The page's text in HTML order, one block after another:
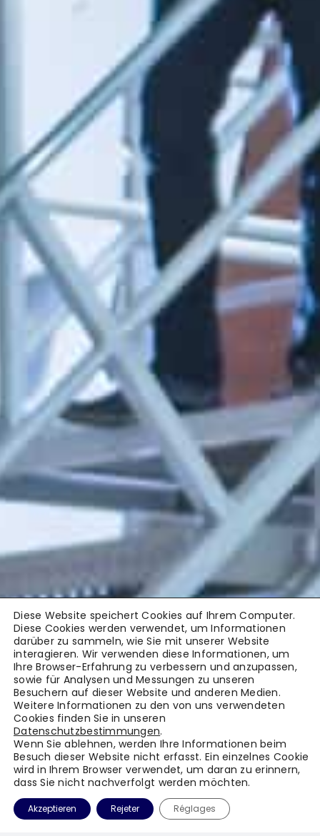
Diese Website speichert Cookies auf Ihrem Computer.
Diese Cookies werden verwendet, um Informationen
darüber zu sammeln, wie Sie mit unserer Website
interagieren. Wir verwenden diese Informationen, um
Ihre Browser-Erfahrung zu verbessern und anzupassen,
sowie für Analysen und Messungen zu unseren
Besuchern auf dieser Website und anderen Medien.
Weitere Informationen zu den von uns verwendeten
Cookies finden Sie in unseren
Datenschutzbestimmungen.
Wenn Sie ablehnen, werden Ihre Informationen beim
Besuch dieser Website nicht erfasst. Ein einzelnes Cookie
wird in Ihrem Browser verwendet, um daran zu erinnern,
dass Sie nicht nachverfolgt werden möchten.
Akzeptieren Rejeter Réglages